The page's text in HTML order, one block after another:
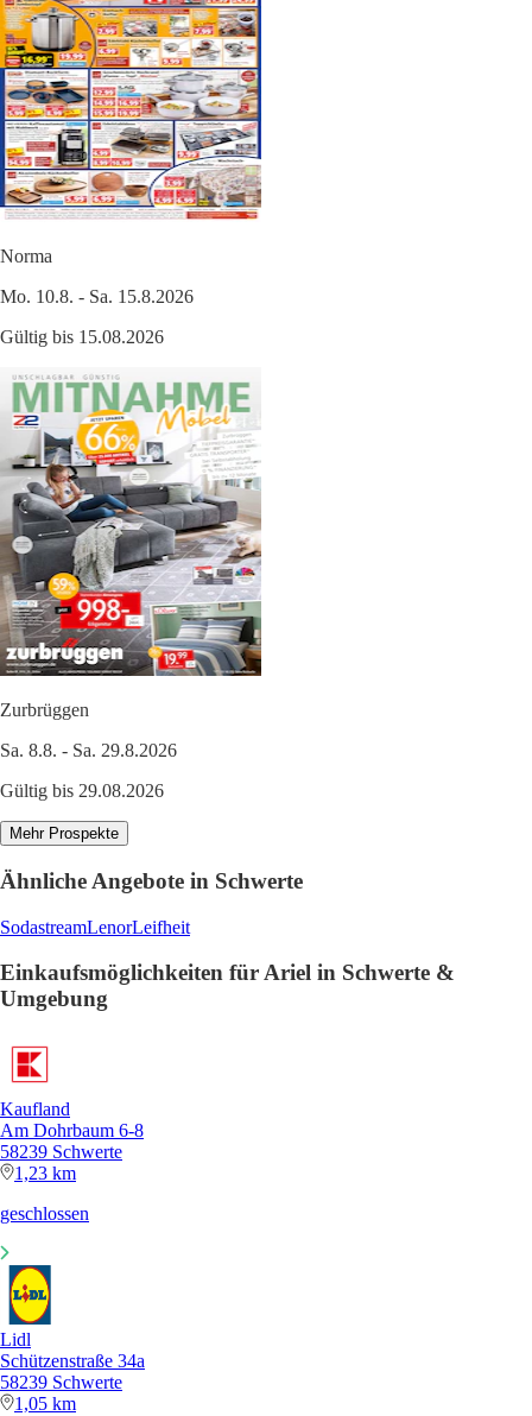
Norma
Mo. 10.8. - Sa. 15.8.2026
Gültig bis 15.08.2026
Zurbrüggen
Sa. 8.8. - Sa. 29.8.2026
Gültig bis 29.08.2026
Mehr Prospekte
Ähnliche Angebote in Schwerte
SodastreamLenorLeifheit
Einkaufsmöglichkeiten für Ariel in Schwerte &
Umgebung
Kaufland
Am Dohrbaum 6-8
58239 Schwerte
1,23 km
geschlossen
Lidl
Schützenstraße 34a
58239 Schwerte
1,05 km